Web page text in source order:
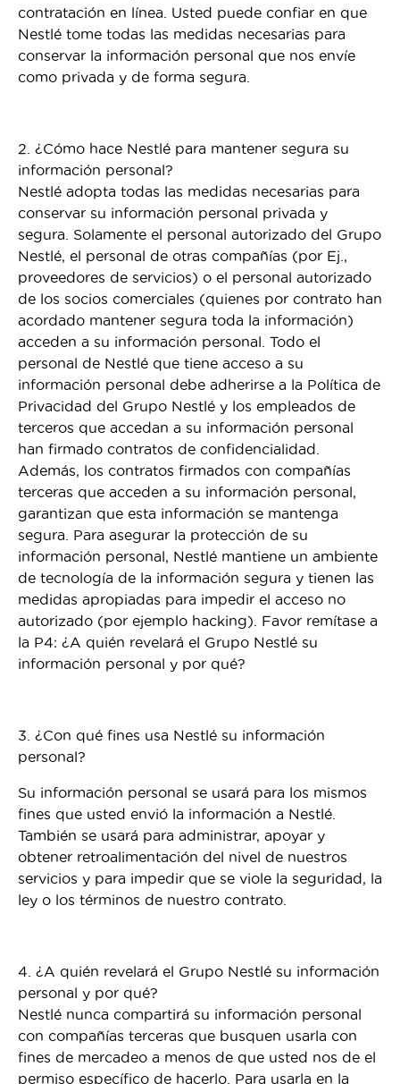
contratación en línea. Usted puede confiar en que
Nestlé tome todas las medidas necesarias para
conservar la información personal que nos envíe
como privada y de forma segura.
2. ¿Cómo hace Nestlé para mantener segura su
información personal?
Nestlé adopta todas las medidas necesarias para
conservar su información personal privada y
segura. Solamente el personal autorizado del Grupo
Nestlé, el personal de otras compañías (por Ej.,
proveedores de servicios) o el personal autorizado
de los socios comerciales (quienes por contrato han
acordado mantener segura toda la información)
acceden a su información personal. Todo el
personal de Nestlé que tiene acceso a su
información personal debe adherirse a la Política de
Privacidad del Grupo Nestlé y los empleados de
terceros que accedan a su información personal
han firmado contratos de confidencialidad.
Además, los contratos firmados con compañías
terceras que acceden a su información personal,
garantizan que esta información se mantenga
segura. Para asegurar la protección de su
información personal, Nestlé mantiene un ambiente
de tecnología de la información segura y tienen las
medidas apropiadas para impedir el acceso no
autorizado (por ejemplo hacking). Favor remítase a
la P4: ¿A quién revelará el Grupo Nestlé su
información personal y por qué?
3. ¿Con qué fines usa Nestlé su información
personal?
Su información personal se usará para los mismos
fines que usted envió la información a Nestlé.
También se usará para administrar, apoyar y
obtener retroalimentación del nivel de nuestros
servicios y para impedir que se viole la seguridad, la
ley o los términos de nuestro contrato.
4. ¿A quién revelará el Grupo Nestlé su información
personal y por qué?
Nestlé nunca compartirá su información personal
con compañías terceras que busquen usarla con
fines de mercadeo a menos de que usted nos de el
permiso específico de hacerlo. Para usarla en la